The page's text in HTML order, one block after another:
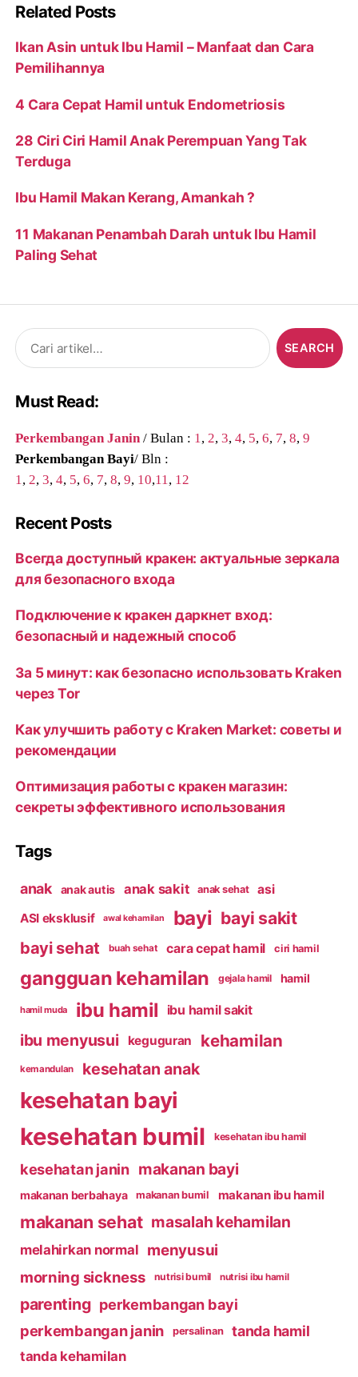
Related Posts
Ikan Asin untuk Ibu Hamil – Manfaat dan Cara
Pemilihannya
4 Cara Cepat Hamil untuk Endometriosis
28 Ciri Ciri Hamil Anak Perempuan Yang Tak
Terduga
Ibu Hamil Makan Kerang, Amankah ?
11 Makanan Penambah Darah untuk Ibu Hamil
Paling Sehat
Search
for:
Must Read:
Perkembangan Janin / Bulan : 1 , 2,3,4, 5,6, 7,8,9
Perkembangan Bayi/ Bln :
1 , 2,3,4, 5,6, 7,8,9, 10,11 , 12
Recent Posts
Всегда доступный кракен: актуальные зеркала
для безопасного входа
Подключение к кракен даркнет вход:
безопасный и надежный способ
За 5 минут: как безопасно использовать Kraken
через Tor
Как улучшить работу с Kraken Market: советы и
рекомендации
Оптимизация работы с кракен магазин:
секреты эффективного использования
Tags
anak anak autis anak sakit anak sehat
asi
ASI eksklusif
awal kehamilan bayi bayi sakit
bayi sehat buah sehat cara cepat hamil ciri hamil
gangguan kehamilan gejala hamil hamil
hamil muda ibu hamil ibu hamil sakit
ibu menyusui keguguran kehamilan
kemandulan kesehatan anak
kesehatan bayi
kesehatan bumil kesehatan ibu hamil
kesehatan janin makanan bayi
makanan berbahaya makanan bumil makanan ibu hamil
makanan sehat masalah kehamilan
melahirkan normal menyusui
morning sickness nutrisi bumil nutrisi ibu hamil
parenting perkembangan bayi
perkembangan janin
persalinan tanda hamil
tanda kehamilan